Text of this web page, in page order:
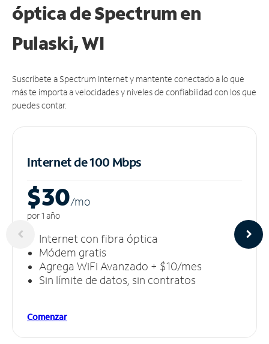
óptica de Spectrum en
Pulaski, WI
Suscríbete a Spectrum Internet y mantente conectado a lo que
más te importa a velocidades y niveles de confiabilidad con los que
puedes contar.
Internet de 100 Mbps
$30/mo
por 1 año
Internet con fibra óptica
Módem gratis
Agrega WiFi Avanzado + $10/mes
Sin límite de datos, sin contratos
Comenzar